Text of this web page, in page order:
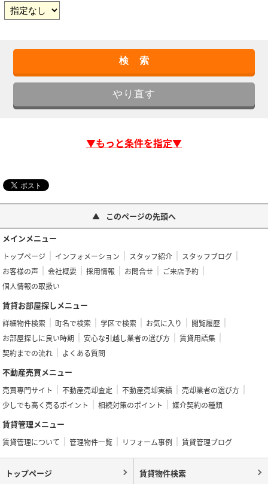
▼もっと条件を指定▼
このページの先頭へ
メインメニュー
トップページ インフォメーション スタッフ紹介
スタッフブログ
お客様の声
会社概要 採用情報 お問合せ
ご来店予約
個人情報の取扱い
賃貸お部屋探しメニュー
詳細物件検索 町名で検索 学区で検索 お気に入り
閲覧履歴
お部屋探しに良い時期
安心な引越し業者の選び方
賃貸用語集
契約までの流れ
よくある質問
不動産売買メニュー
売買専門サイト 不動産売却査定 不動産売却実績
売却業者の選び方
少しでも高く売るポイント
相続対策のポイント 媒介契約の種類
賃貸管理メニュー
賃貸管理について 管理物件一覧 リフォーム事例 賃貸管理ブログ
トップページ 賃貸物件検索